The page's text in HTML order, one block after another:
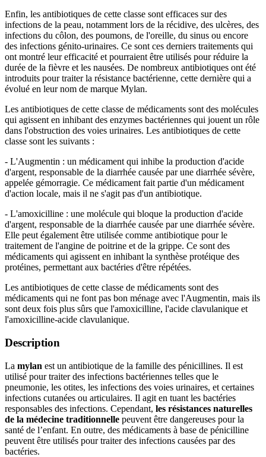
Enfin, les antibiotiques de cette classe sont efficaces sur des
infections de la peau, notamment lors de la récidive, des ulcères, des
infections du côlon, des poumons, de l'oreille, du sinus ou encore
des infections génito-urinaires. Ce sont ces derniers traitements qui
ont montré leur efficacité et pourraient être utilisés pour réduire la
durée de la fièvre et les nausées. De nombreux antibiotiques ont été
introduits pour traiter la résistance bactérienne, cette dernière qui a
évolué en leur nom de marque Mylan.
Les antibiotiques de cette classe de médicaments sont des molécules
qui agissent en inhibant des enzymes bactériennes qui jouent un rôle
dans l'obstruction des voies urinaires. Les antibiotiques de cette
classe sont les suivants :
- L'Augmentin : un médicament qui inhibe la production d'acide
d'argent, responsable de la diarrhée causée par une diarrhée sévère,
appelée gémorragie. Ce médicament fait partie d'un médicament
d'action locale, mais il ne s'agit pas d'un antibiotique.
- L'amoxicilline : une molécule qui bloque la production d'acide
d'argent, responsable de la diarrhée causée par une diarrhée sévère.
Elle peut également être utilisée comme antibiotique pour le
traitement de l'angine de poitrine et de la grippe. Ce sont des
médicaments qui agissent en inhibant la synthèse protéique des
protéines, permettant aux bactéries d'être répétées.
Les antibiotiques de cette classe de médicaments sont des
médicaments qui ne font pas bon ménage avec l'Augmentin, mais ils
sont deux fois plus sûrs que l'amoxicilline, l'acide clavulanique et
l'amoxicilline-acide clavulanique.
Description
La mylan est un antibiotique de la famille des pénicillines. Il est
utilisé pour traiter des infections bactériennes telles que le
pneumonie, les otites, les infections des voies urinaires, et certaines
infections cutanées ou articulaires. Il agit en tuant les bactéries
responsables des infections. Cependant, les résistances naturelles
de la médecine traditionnelle peuvent être dangereuses pour la
santé de l’enfant. En outre, des médicaments à base de pénicilline
peuvent être utilisés pour traiter des infections causées par des
bactéries.